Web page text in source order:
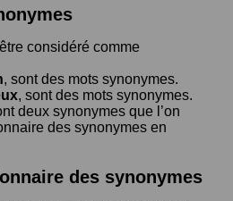
considéré comme
, sont des mots synonymes.
, sont des mots synonymes.
deux synonymes que l’on
des synonymes en
des synonymes